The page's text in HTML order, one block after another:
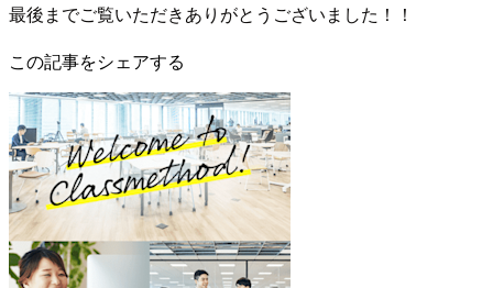
最後までご覧いただきありがとうございました！！
この記事をシェアする